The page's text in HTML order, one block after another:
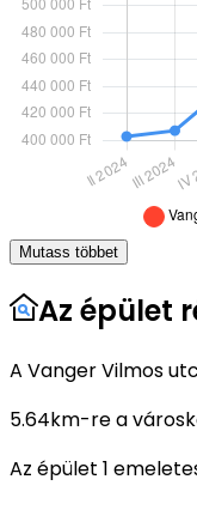
Mutass többet
Az épület
A Vanger Vilmos
5.64km-re a
Az épület 1